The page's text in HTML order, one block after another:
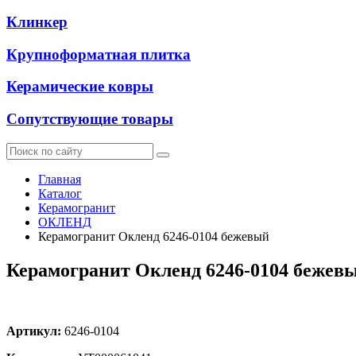
Клинкер
Крупноформатная плитка
Керамические ковры
Сопутствующие товары
Главная
Каталог
Керамогранит
ОКЛЕНД
Керамогранит Окленд 6246-0104 бежевый
Керамогранит Окленд 6246-0104
Артикул: 6246-0104